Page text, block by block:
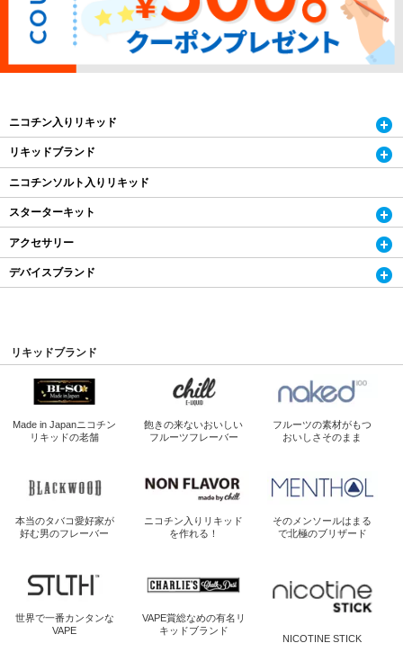
ニコチン入りリキッド
リキッドブランド
ニコチンソルト入りリキッド
スターターキット
アクセサリー
デバイスブランド
リキッドブランド
Made in Japanニコチン
リキッドの老舗
飽きの来ないおいしい
フルーツフレーバー
フルーツの素材がもつ
おいしさそのまま
本当のタバコ愛好家が
好む男のフレーバー
ニコチン入り リキッド
を作れる！
そのメンソールは まる
で北極のブリザード
世界で一番カンタンな
VAPE
VAPE賞総なめの有名リ
キッドブランド
NICOTINE STICK